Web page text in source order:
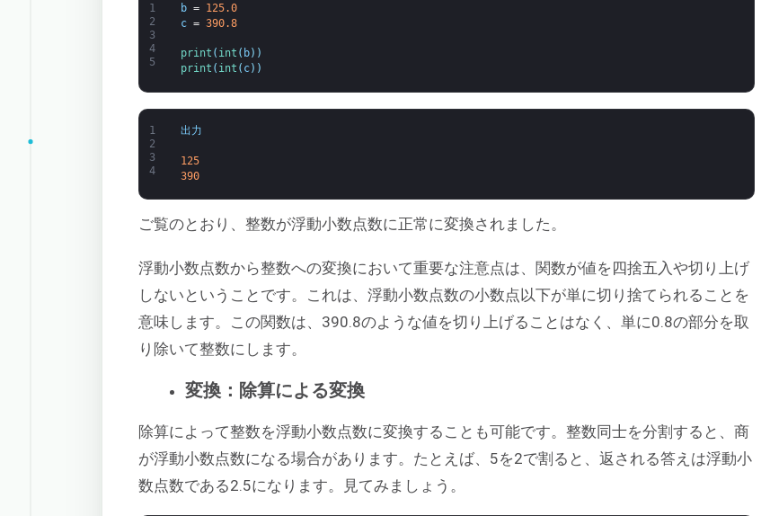
1
2
3
4
5
b = 125.0
c = 390.8
print ( int ( b) )
print ( int ( c) )
1
2
3
4
出力
125
390
ご覧のとおり、整数が浮動小数点数に正常に変換されました。
浮動小数点数から整数への変換において重要な注意点は、関数が値を四捨五入や切り上げ
しないということです。これは、浮動小数点数の小数点以下が単に切り捨てられることを
意味します。この関数は、390.8のような値を切り上げることはなく、単に0.8の部分を取
り除いて整数にします。
変換：除算による変換
除算によって整数を浮動小数点数に変換することも可能です。整数同士を分割すると、商
が浮動小数点数になる場合があります。たとえば、5を2で割ると、返される答えは浮動小
数点数である2.5になります。見てみましょう。